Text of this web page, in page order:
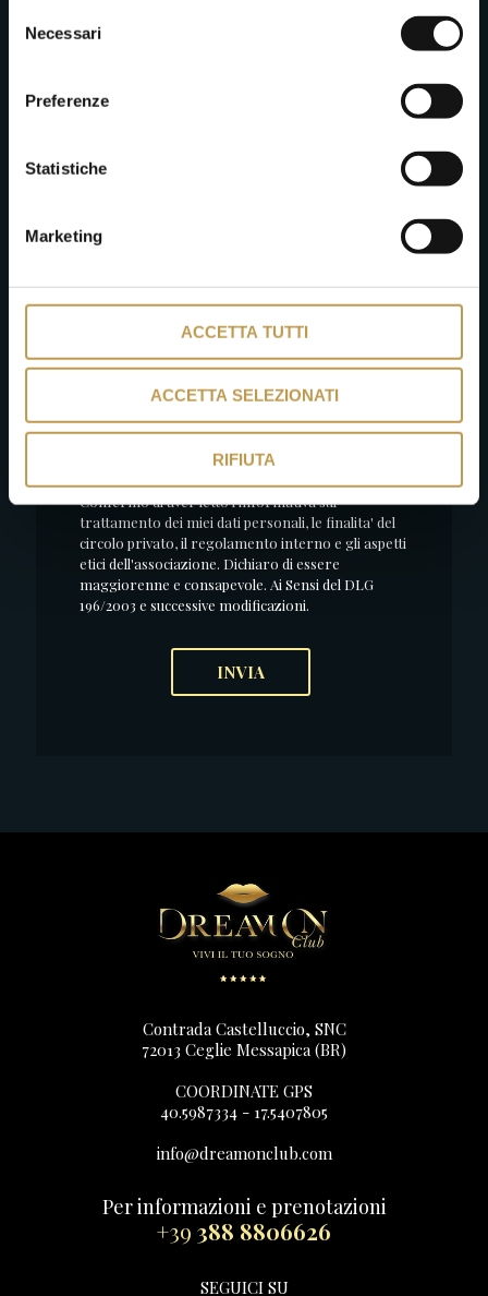
delNecessari
Preferenze
Statistiche
Marketing
ACCETTA TUTTI
ACCETTA SELEZIONATI
RIFIUTA
*Allega Documento di Riconoscimento Donna
*Ricevi E-mail per comunicazioni ed eventi
NO
*Informativa Privacy
Confermo di aver letto l'informativa sul
trattamento dei miei dati personali, le finalita' del
circolo privato, il regolamento interno e gli aspetti
etici dell'associazione. Dichiaro di essere
maggiorenne e consapevole. Ai Sensi del DLG
196/2003 e successive modificazioni.
Contrada Castelluccio, SNC
72013 Ceglie Messapica (BR)
COORDINATE GPS
40.5987334 - 17.5407805
info@dreamonclub.com
Per informazioni e prenotazioni
+39 388 8806626
SEGUICI SU